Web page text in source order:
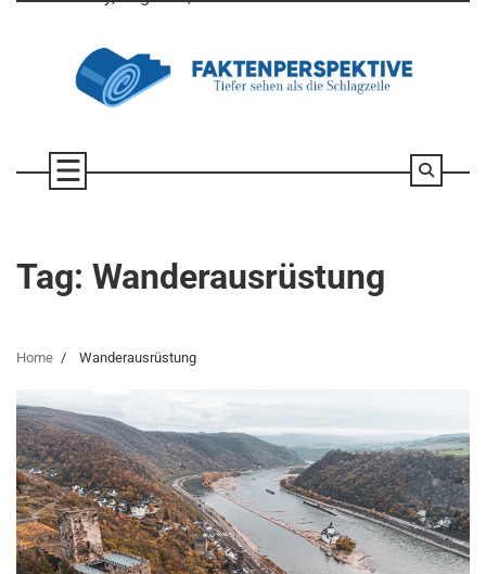
Tag: Wanderausrüstung
Home Wanderausrüstung